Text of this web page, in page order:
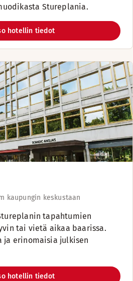
Stureplania.
hotellin tiedot
kaupungin keskustaan
tapahtumien
tai vietä aikaa baarissa.
ja erinomaisia julkisen
hotellin tiedot